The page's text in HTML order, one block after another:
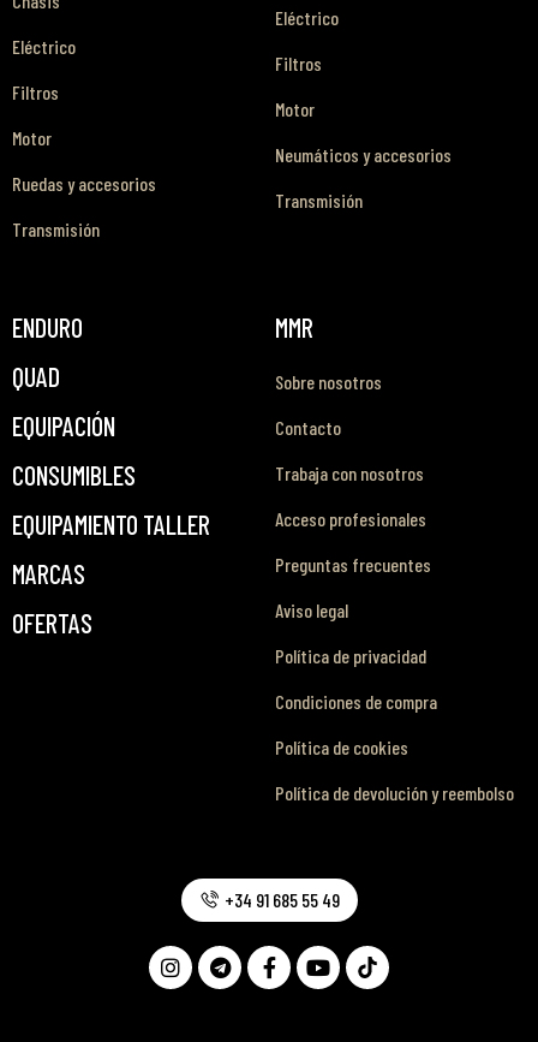
Eléctrico
Filtros
Motor
Ruedas y accesorios
Transmisión
Eléctrico
Filtros
Motor
Neumáticos y accesorios
Transmisión
ENDURO
QUAD
EQUIPACIÓN
CONSUMIBLES
EQUIPAMIENTO TALLER
MARCAS
OFERTAS
MMR
Sobre nosotros
Contacto
Trabaja con nosotros
Acceso profesionales
Preguntas frecuentes
Aviso legal
Política de privacidad
Condiciones de compra
Política de cookies
Política de devolución y reembolso
+34 91 685 55 49